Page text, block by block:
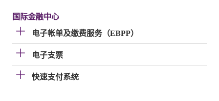
国际金融中心
电子帐单及缴费服务（EBPP）
电子支票
快速支付系统